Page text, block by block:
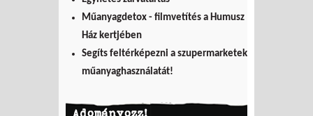
Műanyagdetox - filmvetítés a Humusz
Ház kertjében
Segíts feltérképezni a szupermarketek
műanyaghasználatát!
Adományozz!